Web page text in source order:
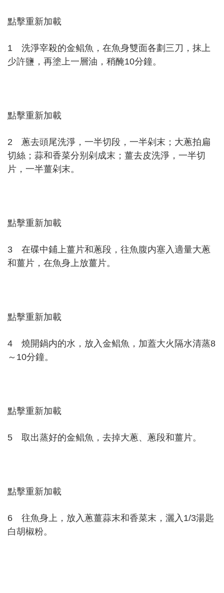
點擊重新加載
1 洗淨宰殺的金鲳魚，在魚身雙面各劃三刀，抹上
少許鹽，再塗上一層油，稍醃10分鐘。
點擊重新加載
2 蔥去頭尾洗淨，一半切段，一半剁末；大蔥拍扁
切絲；蒜和香菜分别剁成末；薑去皮洗淨，一半切
片，一半薑剁末。
點擊重新加載
3 在碟中鋪上薑片和蔥段，往魚腹内塞入適量大蔥
和薑片，在魚身上放薑片。
點擊重新加載
4 燒開鍋内的水，放入金鲳魚，加蓋大火隔水清蒸8
～10分鐘。
點擊重新加載
5 取出蒸好的金鲳魚，去掉大蔥、蔥段和薑片。
點擊重新加載
6 往魚身上，放入蔥薑蒜末和香菜末，灑入1/3湯匙
白胡椒粉。